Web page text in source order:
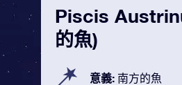
Piscis
的魚)
意義: 南方的魚